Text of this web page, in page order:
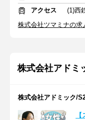
アクセス
(1)西
株式会社ツマミナの求
株式会社アドミ
株式会社アドミック/